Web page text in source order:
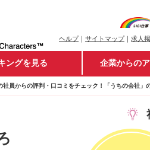
ヘルプ｜ サイトマップ｜ 求人
ングを見る 企業からの
社員からの評判・口コミをチェック！「うちの会社」